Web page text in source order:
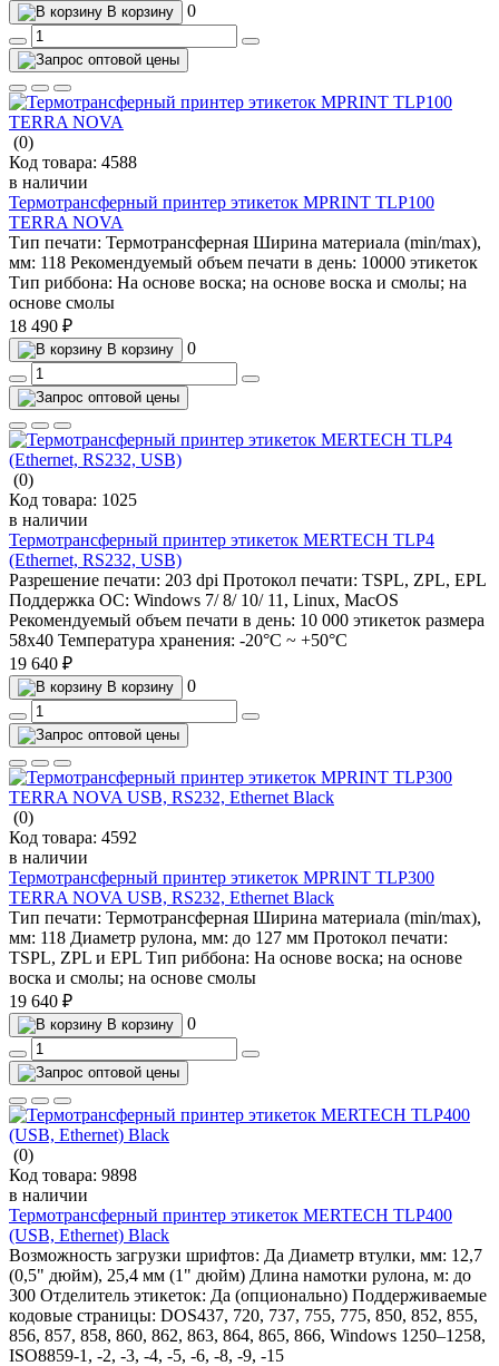
В корзину 0
(0)
Код товара: 4588
в наличии
Термотрансферный принтер этикеток MPRINT TLP100
TERRA NOVA
Тип печати: Термотрансферная Ширина материала (min/max),
мм: 118 Рекомендуемый объем печати в день: 10000 этикеток
Тип риббона: На основе воска; на основе воска и смолы; на
основе смолы
18 490 ₽
В корзину 0
(0)
Код товара: 1025
в наличии
Термотрансферный принтер этикеток MERTECH TLP4
(Ethernet, RS232, USB)
Разрешение печати: 203 dpi Протокол печати: TSPL, ZPL, EPL
Поддержка ОС: Windows 7/ 8/ 10/ 11, Linux, MacOS
Рекомендуемый объем печати в день: 10 000 этикеток размера
58х40 Температура хранения: -20°С ~ +50°С
19 640 ₽
В корзину 0
(0)
Код товара: 4592
в наличии
Термотрансферный принтер этикеток MPRINT TLP300
TERRA NOVA USB, RS232, Ethernet Black
Тип печати: Термотрансферная Ширина материала (min/max),
мм: 118 Диаметр рулона, мм: до 127 мм Протокол печати:
TSPL, ZPL и EPL Тип риббона: На основе воска; на основе
воска и смолы; на основе смолы
19 640 ₽
В корзину 0
(0)
Код товара: 9898
в наличии
Термотрансферный принтер этикеток MERTECH TLP400
(USB, Ethernet) Black
Возможность загрузки шрифтов: Да Диаметр втулки, мм: 12,7
(0,5" дюйм), 25,4 мм (1" дюйм) Длина намотки рулона, м: до
300 Отделитель этикеток: Да (опционально) Поддерживаемые
кодовые страницы: DOS437, 720, 737, 755, 775, 850, 852, 855,
856, 857, 858, 860, 862, 863, 864, 865, 866, Windows 1250–1258,
ISO8859-1, -2, -3, -4, -5, -6, -8, -9, -15